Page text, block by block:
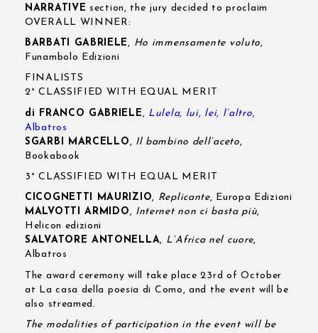
NARRATIVE section, the jury decided to proclaim
OVERALL WINNER:
BARBATI GABRIELE , Ho immensamente voluto,
Funambolo Edizioni
FINALISTS
2° CLASSIFIED WITH EQUAL MERIT
di FRANCO GABRIELE , Lulela, lui, lei, l’altro,
Albatros
SGARBI MARCELLO , Il bambino dell’aceto,
Bookabook
3° CLASSIFIED WITH EQUAL MERIT
CICOGNETTI MAURIZIO, Replicante, Europa Edizioni
MALVOTTI ARMIDO, Internet non ci basta più,
Helicon edizioni
SALVATORE ANTONELLA, L’Africa nel cuore,
Albatros
The award ceremony will take place 23rd of October
at La casa della poesia di Como, and the event will be
also streamed.
The modalities of participation in the event will be